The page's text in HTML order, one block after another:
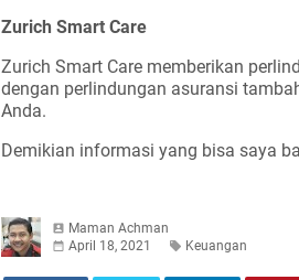
Zurich Smart Care
Zurich Smart Care memberikan
dengan perlindungan asuransi
Anda.
Demikian informasi yang bisa saya
Maman Achman
April 18, 2021
Keuangan